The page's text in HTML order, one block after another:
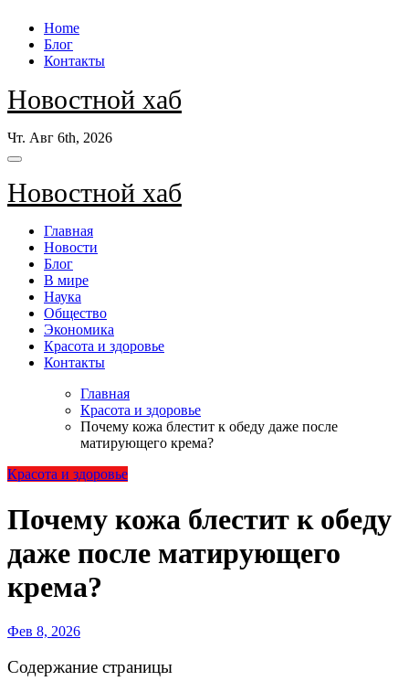
Перейти
содержанию
Home
Блог
Контакты
Новостной хаб
Чт. Авг 6th, 2026
Новостной хаб
Главная
Новости
Блог
В мире
Наука
Общество
Экономика
Красота и здоровье
Контакты
Главная
Красота и здоровье
Почему кожа блестит к обеду даже после
матирующего крема?
Красота и здоровье
Почему кожа блестит к обеду
даже после матирующего
крема?
Фев 8, 2026
Содержание страницы